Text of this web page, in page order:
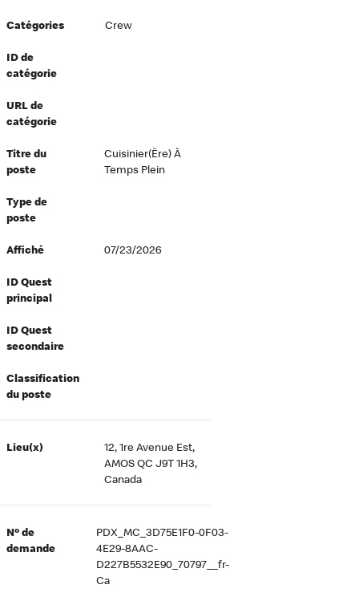
équité et inclusion
au travail
Catégories Crew
ID de
catégorie
URL de
catégorie
Titre du
poste
Cuisinier(ère) À
Temps Plein
Type de
poste
Affiché 07/23/2026
ID Quest
principal
ID Quest
secondaire
Classification
du poste
Lieu(x)
12, 1re Avenue Est,
AMOS QC J9T 1H3,
Canada
Nº de
demande
PDX_MC_3D75E1F0-0F03-
4E29-8AAC-
D227B5532E90_70797__fr-
Ca